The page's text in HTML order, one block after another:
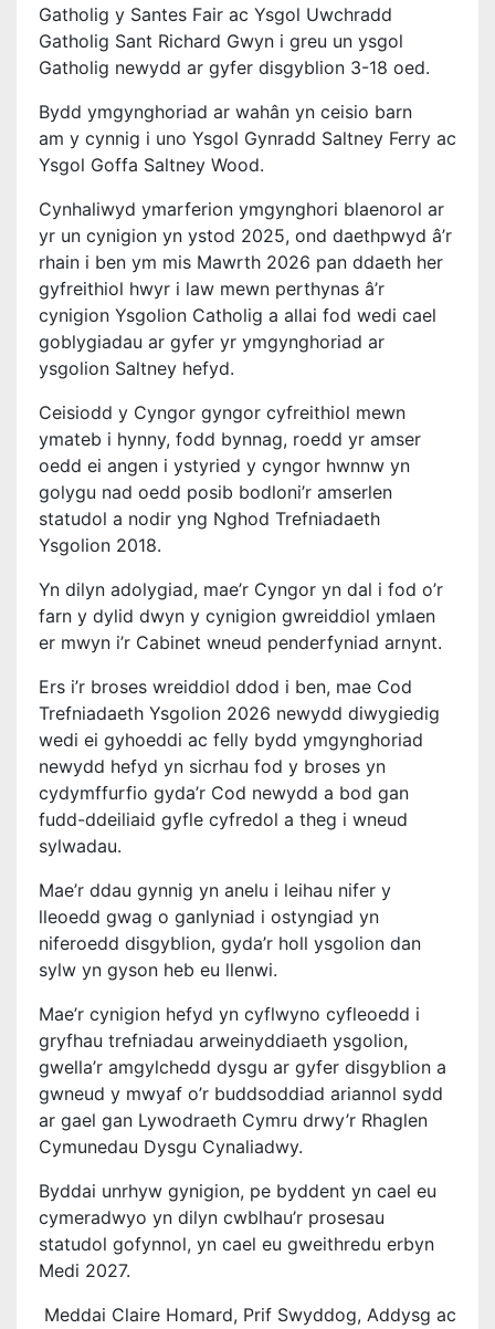
Gatholig y Santes Fair ac Ysgol Uwchradd
Gatholig Sant Richard Gwyn i greu un ysgol
Gatholig newydd ar gyfer disgyblion 3-18 oed.
Bydd ymgynghoriad ar wahân yn ceisio barn
am y cynnig i uno Ysgol Gynradd Saltney Ferry ac
Ysgol Goffa Saltney Wood.
Cynhaliwyd ymarferion ymgynghori blaenorol ar
yr un cynigion yn ystod 2025, ond daethpwyd â’r
rhain i ben ym mis Mawrth 2026 pan ddaeth her
gyfreithiol hwyr i law mewn perthynas â’r
cynigion Ysgolion Catholig a allai fod wedi cael
goblygiadau ar gyfer yr ymgynghoriad ar
ysgolion Saltney hefyd.
Ceisiodd y Cyngor gyngor cyfreithiol mewn
ymateb i hynny, fodd bynnag, roedd yr amser
oedd ei angen i ystyried y cyngor hwnnw yn
golygu nad oedd posib bodloni’r amserlen
statudol a nodir yng Nghod Trefniadaeth
Ysgolion 2018.
Yn dilyn adolygiad, mae’r Cyngor yn dal i fod o’r
farn y dylid dwyn y cynigion gwreiddiol ymlaen
er mwyn i’r Cabinet wneud penderfyniad arnynt.
Ers i’r broses wreiddiol ddod i ben, mae Cod
Trefniadaeth Ysgolion 2026 newydd diwygiedig
wedi ei gyhoeddi ac felly bydd ymgynghoriad
newydd hefyd yn sicrhau fod y broses yn
cydymffurfio gyda’r Cod newydd a bod gan
fudd-ddeiliaid gyfle cyfredol a theg i wneud
sylwadau.
Mae’r ddau gynnig yn anelu i leihau nifer y
lleoedd gwag o ganlyniad i ostyngiad yn
niferoedd disgyblion, gyda’r holl ysgolion dan
sylw yn gyson heb eu llenwi.
Mae’r cynigion hefyd yn cyflwyno cyfleoedd i
gryfhau trefniadau arweinyddiaeth ysgolion,
gwella’r amgylchedd dysgu ar gyfer disgyblion a
gwneud y mwyaf o’r buddsoddiad ariannol sydd
ar gael gan Lywodraeth Cymru drwy’r Rhaglen
Cymunedau Dysgu Cynaliadwy.
Byddai unrhyw gynigion, pe byddent yn cael eu
cymeradwyo yn dilyn cwblhau’r prosesau
statudol gofynnol, yn cael eu gweithredu erbyn
Medi 2027.
Meddai Claire Homard, Prif Swyddog, Addysg ac